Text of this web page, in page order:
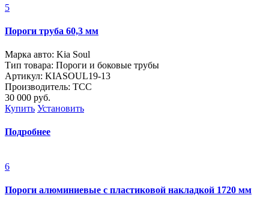
5
Пороги труба 60,3 мм
Марка авто: Kia Soul
Тип товара: Пороги и боковые трубы
Артикул: KIASOUL19-13
Производитель: ТСС
30 000 руб.
Купить Установить
Подробнее
6
Пороги алюминиевые с пластиковой накладкой 1720 мм